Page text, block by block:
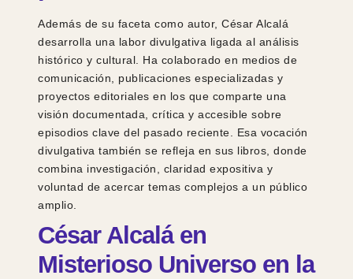
Además de su faceta como autor, César Alcalá
desarrolla una labor divulgativa ligada al análisis
histórico y cultural. Ha colaborado en medios de
comunicación, publicaciones especializadas y
proyectos editoriales en los que comparte una
visión documentada, crítica y accesible sobre
episodios clave del pasado reciente. Esa vocación
divulgativa también se refleja en sus libros, donde
combina investigación, claridad expositiva y
voluntad de acercar temas complejos a un público
amplio.
César Alcalá en
Misterioso Universo en la